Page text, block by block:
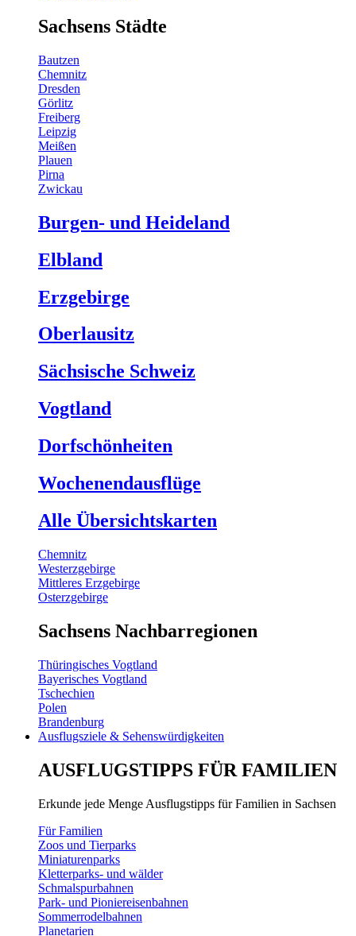
Sachsens Städte
Bautzen
Chemnitz
Dresden
Görlitz
Freiberg
Leipzig
Meißen
Plauen
Pirna
Zwickau
Burgen- und Heideland
Elbland
Erzgebirge
Oberlausitz
Sächsische Schweiz
Vogtland
Dorfschönheiten
Wochenendausflüge
Alle Übersichtskarten
Chemnitz
Westerzgebirge
Mittleres Erzgebirge
Osterzgebirge
Sachsens Nachbarregionen
Thüringisches Vogtland
Bayerisches Vogtland
Tschechien
Polen
Brandenburg
Ausflugsziele & Sehenswürdigkeiten
AUSFLUGSTIPPS FÜR FAMILIEN
Erkunde jede Menge Ausflugstipps für Familien in Sachsen
Für Familien
Zoos und Tierparks
Miniaturenparks
Kletterparks- und wälder
Schmalspurbahnen
Park- und Pioniereisenbahnen
Sommerrodelbahnen
Planetarien